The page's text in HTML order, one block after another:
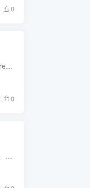
0
DBeaver 是一款功能强大、易于使用的数据库管理工具。它支持多种数据库管理系统，包括 MySQL、PostgreSQL、Oracle、SQLite、Firebird 等。DBeaver 提供了一个集成的开发环境，让用户可以通过一...
0
ToDoList 是一款专业的任务管理应用程序，旨在帮助用户轻松记录、组织、优先排序和跟踪他们的日常任务、项目计划和长期目标。无论您是需要管理个人生活、团队协作项目，还是规划未来的职业发展...